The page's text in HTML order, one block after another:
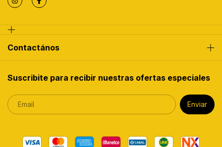
Contactános
Suscribite para recibir nuestras ofertas especiales